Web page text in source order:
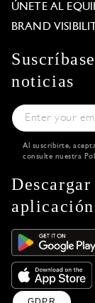
ÚNETE AL
BRAND
noticias
Al suscribirte,
consulte nuestra
Descargar
aplicación